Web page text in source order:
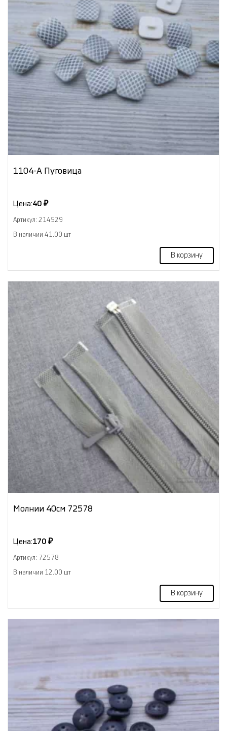
1104-А Пуговица
Цена:40 ₽
Артикул: 214529
В наличии 41.00 шт
В корзину
Молнии 40см 72578
Цена:170 ₽
Артикул: 72578
В наличии 12.00 шт
В корзину